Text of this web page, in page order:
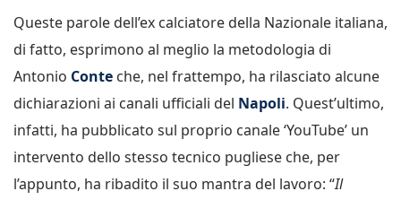
Queste parole dell’ex calciatore della Nazionale italiana,
di fatto, esprimono al meglio la metodologia di
Antonio Conte che, nel frattempo, ha rilasciato alcune
dichiarazioni ai canali ufficiali del Napoli. Quest’ultimo,
infatti, ha pubblicato sul proprio canale ‘YouTube’ un
intervento dello stesso tecnico pugliese che, per
l’appunto, ha ribadito il suo mantra del lavoro: “Il